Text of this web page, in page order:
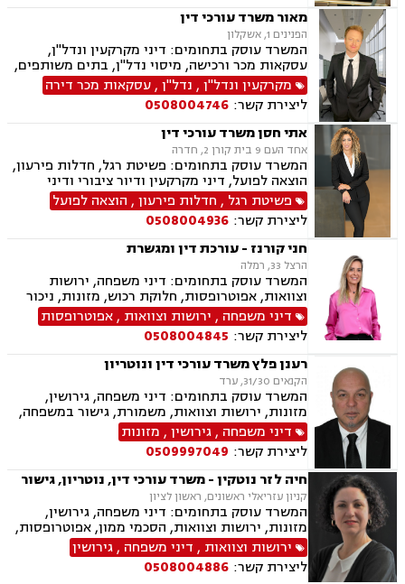
מאור משרד עורכי דין
הפנינים 1, אשקלון
המשרד עוסק בתחומים: דיני מקרקעין ונדל"ן,
עסקאות מכר ורכישה, מיסוי נדל"ן, בתים משותפים,
תכנון ובניה, ליקוי בניה, מושבים וקיבוצים, קבוצת
רכישה, מגרשים לבניה, רשות מקרקעי ישראל,
ירושות וצוואות, הסכמי ממון, ייפוי כוח מתמשך, דיני
משפחה, פונדקאות, מזונות, גישור, אפוטרופסות,
גירושין, נשואים אזרחיים, מעמד אישי, ניכור הורי,
זמני שהות, העברה בין דורית
מקרקעין ונדל"ן, נדל"ן,עסקאות מכר דירה
ליצירת קשר: 0508004746
אתי חסן משרד עורכי דין
אחד העם 9 בית קורן 2, חדרה
המשרד עוסק בתחומים: פשיטת רגל, חדלות פירעון,
הוצאה לפועל, דיני מקרקעין ודיור ציבורי ודיני
משפחה, ביטוח לאומי, תעבורה.
פשיטת רגל , חדלות פירעון, הוצאה לפועל
ליצירת קשר: 0508004936
חני קורנז - עורכת דין ומגשרת
הרצל 33, רמלה
המשרד עוסק בתחומים: דיני משפחה, ירושות
וצוואות, אפוטרופסות, חלוקת רכוש, מזונות, ניכור
הורי, אלימות במשפחה, גירושין, גישור במשפחה,
הסכמי ממון, ידועים בציבור, מעמד אישי, הורות
משותפת, זמני שהות, חוק הנוער, חטיפת ילדים,
ייפוי כוח מתמשך, אחריות הורית
דיני משפחה , ירושות וצוואות ,אפוטרופסות
ליצירת קשר: 0508004845
רענן פלץ משרד עורכי דין ונוטריון
הקנאים 31/30, ערד
המשרד עוסק בתחומים: דיני משפחה, גירושין,
מזונות, ירושות וצוואות, משמורת, גישור במשפחה,
חלוקת רכוש, ידועים בציבור, מעמד אישי, אלימות
במשפחה, נזיקין, נזקי גוף, נזקי רכוש, תאונות דרכים,
תאונות עבודה, תאונות עקב רשלנות, דיני עבודה,
נוטריון.
דיני משפחה ,גירושין, מזונות
ליצירת קשר: 0509997049
חיה לזר נוטקין - משרד עורכי דין, נוטריון, גישור
קניון עזריאלי ראשונים, ראשון לציון
המשרד עוסק בתחומים: דיני משפחה, גירושין,
מזונות, ירושות וצוואות, הסכמי ממון, אפוטרופסות,
גישור במשפחה, ניכור הורי, הורות חד מינית, העברה
בין דורית, בן ממשיך, נוטריון, חלוקת רכוש , ידועים
בציבור, נישואים אזרחיים
ירושות וצוואות , דיני משפחה ,גירושין
ליצירת קשר: 0508004886